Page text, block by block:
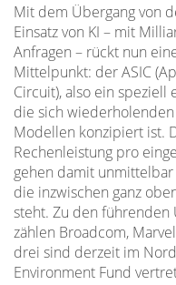
Mit dem Übergang von
Einsatz von KI – mit
Anfragen – rückt nun
Mittelpunkt: der ASIC
Circuit), also ein
die sich
Modellen konzipiert ist.
Rechenleistung pro
gehen damit
die inzwischen ganz
steht. Zu den
zählen Broadcom,
drei sind derzeit im
Environment Fund